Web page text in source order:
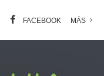
FACEBOOK MÁS